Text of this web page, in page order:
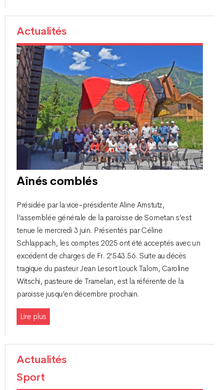
Actualités
Aînés comblés
Présidée par la vice-présidente Aline Amstutz,
l’assemblée générale de la paroisse de Sornetan s’est
tenue le mercredi 3 juin. Présentés par Céline
Schlappach, les comptes 2025 ont été acceptés avec un
excédent de charges de Fr. 2’543.56. Suite au décès
tragique du pasteur Jean Lesort Louck Talom, Caroline
Witschi, pasteure de Tramelan, est la référente de la
paroisse jusqu’en décembre prochain.
Lire plus
Actualités
Sport